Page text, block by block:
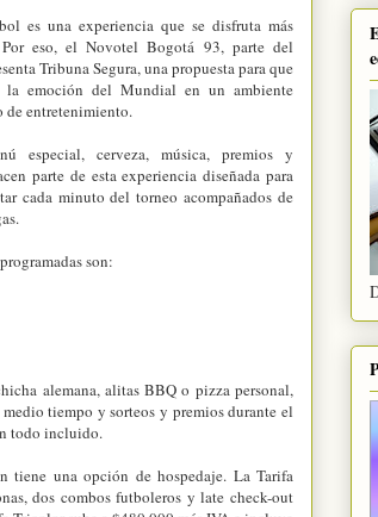
es una experiencia que se disfruta más
eso, el Novotel Bogotá 93, parte del
Tribuna Segura, una propuesta para que
la emoción del Mundial en un ambiente
de entretenimiento.
especial, cerveza, música, premios y
parte de esta experiencia diseñada para
cada minuto del torneo acompañados de
son:
alemana, alitas BBQ o pizza personal,
tiempo y sorteos y premios durante el
todo incluido.
una opción de hospedaje. La Tarifa
dos combos futboleros y late check-out